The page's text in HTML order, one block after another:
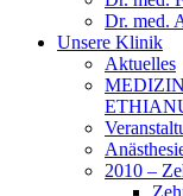
Dr. med.
Unsere Klinik
Aktuelles
2010 –